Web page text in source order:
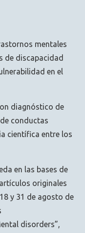
mentales
de discapacidad
en el
diagnóstico de
conductas
científica entre los
en las bases de
originales
y 31 de agosto de
disorders”,